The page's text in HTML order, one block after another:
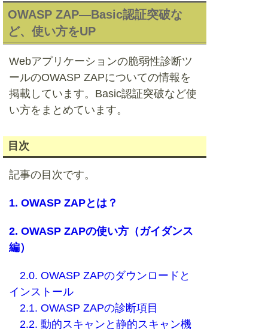
OWASP ZAP―Basic認証突破な
ど、使い方をUP
Webアプリケーションの脆弱性診断ツ
ールのOWASP ZAPについての情報を
掲載しています。Basic認証突破など使
い方をまとめています。
目次
記事の目次です。
1. OWASP ZAPとは？
2. OWASP ZAPの使い方（ガイダンス
編）
2.0. OWASP ZAPのダウンロードと
インストール
2.1. OWASP ZAPの診断項目
2.2. 動的スキャンと静的スキャン機